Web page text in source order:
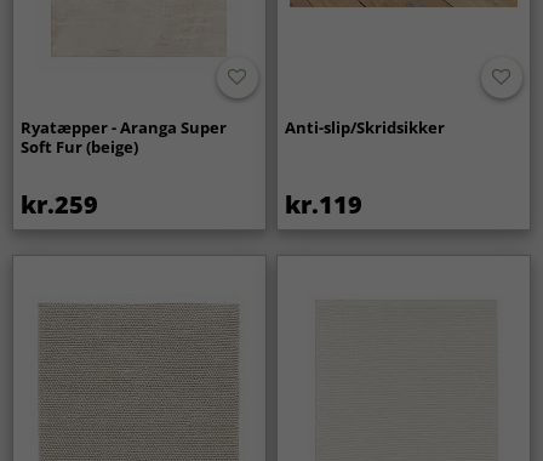
Ryatæpper - Aranga Super
Soft Fur (beige)
kr.259
Anti-slip/Skridsikker
kr.119